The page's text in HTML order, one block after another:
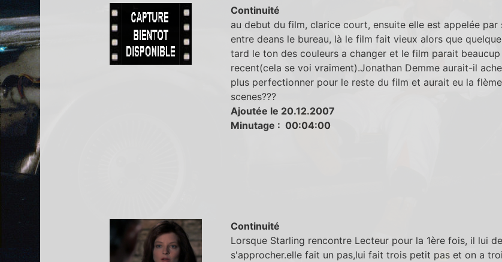
Continuité
au debut du film, clarice court, ensuite elle est appelée par
entre deans le bureau, là le film fait vieux alors que
tard le ton des couleurs a changer et le film parait
recent(cela se voi vraiment).Jonathan Demme aurait-il
plus perfectionner pour le reste du film et aurait eu la
scenes???
Ajoutée le 20.12.2007
Minutage : 00:04:00
Continuité
Lorsque Starling rencontre Lecteur pour la 1ère fois, il lui
s'approcher.elle fait un pas,lui fait trois petit pas et on a